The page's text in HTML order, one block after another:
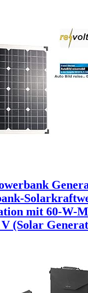
mit 60-W-
V (Solar